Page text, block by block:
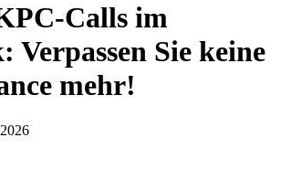
Calls im
Verpassen Sie keine
mehr!